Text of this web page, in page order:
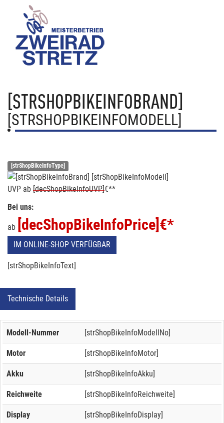
[STRSHOPBIKEINFOBRAND]
[STRSHOPBIKEINFOMODELL]
[strShopBikeInfoType]
UVP ab [decShopBikeInfoUVP]€**
Bei uns:
ab [decShopBikeInfoPrice] €*
IM ONLINE-SHOP VERFÜGBAR
[strShopBikeInfoText]
Technische Details
Modell-Nummer [strShopBikeInfoModellNo]
Motor [strShopBikeInfoMotor]
Akku [strShopBikeInfoAkku]
Reichweite [strShopBikeInfoReichweite]
Display [strShopBikeInfoDisplay]